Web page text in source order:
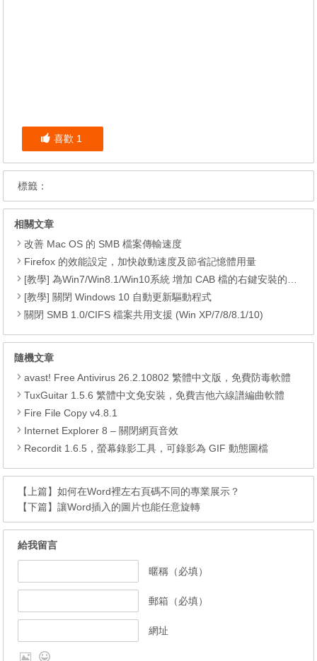
喜歡 1
標籤：
相關文章
改善 Mac OS 的 SMB 檔案傳輸速度
Firefox 的效能設定，加快啟動速度及節省記憶體用量
[教學] 為Win7/Win8.1/Win10系統 增加 CAB 檔的右鍵安裝的功能
[教學] 關閉 Windows 10 自動更新驅動程式
關閉 SMB 1.0/CIFS 檔案共用支援 (Win XP/7/8/8.1/10)
隨機文章
avast! Free Antivirus 26.2.10802 繁體中文版，免費防毒軟體
TuxGuitar 1.5.6 繁體中文免安裝，免費吉他六線譜編曲軟體
Fire File Copy v4.8.1
Internet Explorer 8 – 關閉網頁音效
Recordit 1.6.5，螢幕錄影工具，可錄影為 GIF 動態圖檔
【上篇】如何在Word裡左右頁碼不同的專業展示？
【下篇】讓Word插入的圖片也能任意旋轉
給我留言
暱稱（必填）
郵箱（必填）
網址